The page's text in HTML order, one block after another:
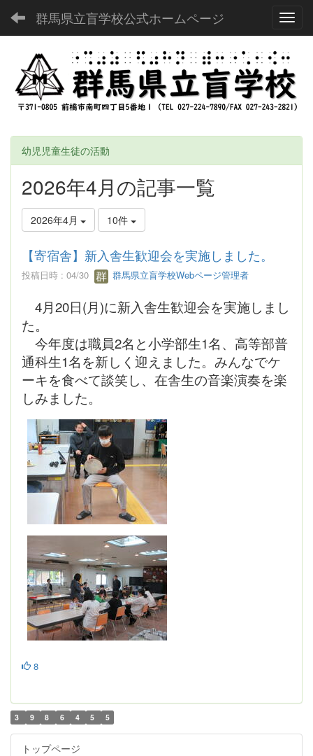
群馬県立盲学校公式ホームページ
幼児児童生徒の活動
2026年4月の記事一覧
2026年4月 10件
【寄宿舎】新入舎生歓迎会を実施しました。
投稿日時 : 04/30 群馬県立盲学校Webページ管理者
4月20日(月)に新入舎生歓迎会を実施しまし
た。
今年度は職員2名と小学部生1名、高等部普
通科生1名を新しく迎えました。みんなでケ
ーキを食べて談笑し、在舎生の音楽演奏を楽
しみました。
8
3 9 8 6 4 5 5
トップページ